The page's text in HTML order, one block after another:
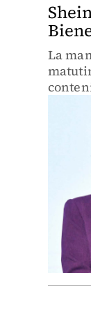
La